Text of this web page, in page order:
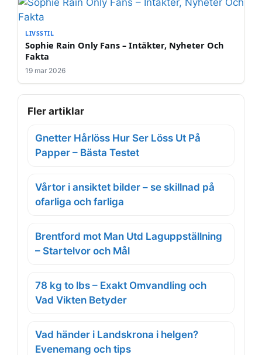
LIVSSTIL
Sophie Rain Only Fans – Intäkter, Nyheter Och
Fakta
19 mar 2026
Fler artiklar
Gnetter Hårlöss Hur Ser Löss Ut På
Papper – Bästa Testet
Vårtor i ansiktet bilder – se skillnad på
ofarliga och farliga
Brentford mot Man Utd Laguppställning
– Startelvor och Mål
78 kg to lbs – Exakt Omvandling och
Vad Vikten Betyder
Vad händer i Landskrona i helgen?
Evenemang och tips